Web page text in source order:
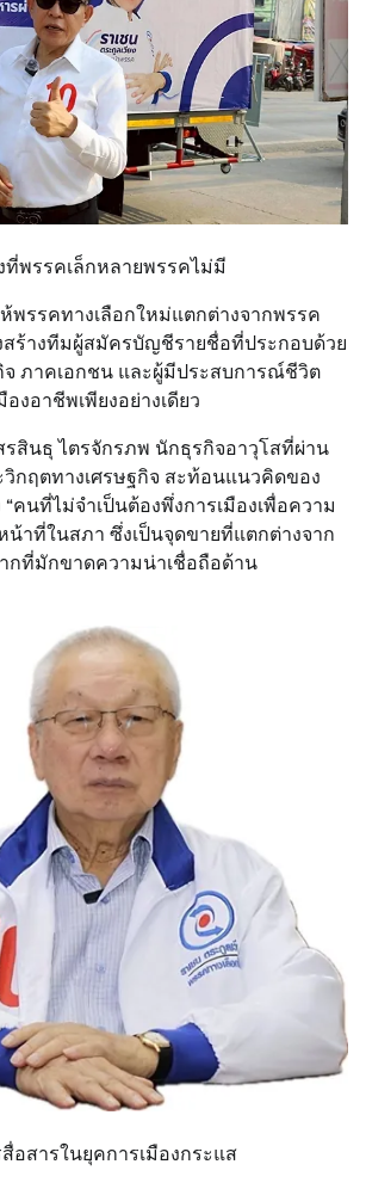
พรรคเล็กหลายพรรคไม่มี
พรรคทางเลือกใหม่แตกต่างจากพรรค
สร้างทีมผู้สมัครบัญชีรายชื่อที่ประกอบด้วย
ภาคเอกชน และผู้มีประสบการณ์ชีวิต
งอาชีพเพียงอย่างเดียว
สินธุ ไตรจักรภพ นักธุรกิจอาวุโสที่ผ่าน
วิกฤตทางเศรษฐกิจ สะท้อนแนวคิดของ
คนที่ไม่จำเป็นต้องพึ่งการเมืองเพื่อความ
น้าที่ในสภา ซึ่งเป็นจุดขายที่แตกต่างจาก
กที่มักขาดความน่าเชื่อถือด้าน
อสารในยุคการเมืองกระแส